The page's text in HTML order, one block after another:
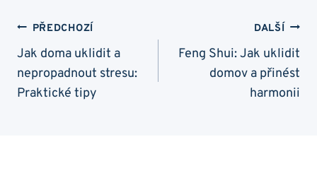
Navigace
Pro
Příspěvek
PŘEDCHOZÍ
Jak doma uklidit a
nepropadnout stresu:
Praktické tipy
DALŠÍ
Feng Shui: Jak uklidit
domov a přinést
harmonii